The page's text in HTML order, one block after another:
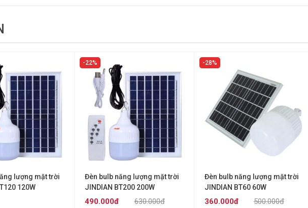
lượng mặt trời
120W
22%
Đèn bulb năng lượng mặt trời
JINDIAN BT200 200W
630.000đ
490.000đ
28%
Đèn bulb năng lượng mặt trời
JINDIAN BT60 60W
500.000đ
360.000đ